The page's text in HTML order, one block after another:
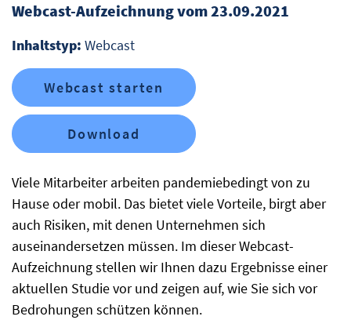
Viele Mitarbeiter arbeiten pandemiebedingt von zu
Hause oder mobil. Das bietet viele Vorteile, birgt aber
auch Risiken, mit denen Unternehmen sich
auseinandersetzen müssen. Im dieser Webcast-
Aufzeichnung stellen wir Ihnen dazu Ergebnisse einer
aktuellen Studie vor und zeigen auf, wie Sie sich vor
Bedrohungen schützen können.
Webcast-Aufzeichnung vom 23.09.2021
Inhaltstyp: Webcast
Webcast starten
Download